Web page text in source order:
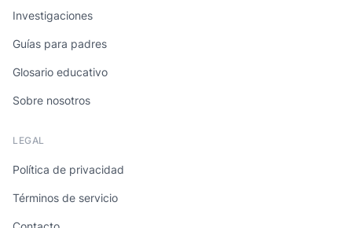
Investigaciones
Guías para padres
Glosario educativo
Sobre nosotros
LEGAL
Política de privacidad
Términos de servicio